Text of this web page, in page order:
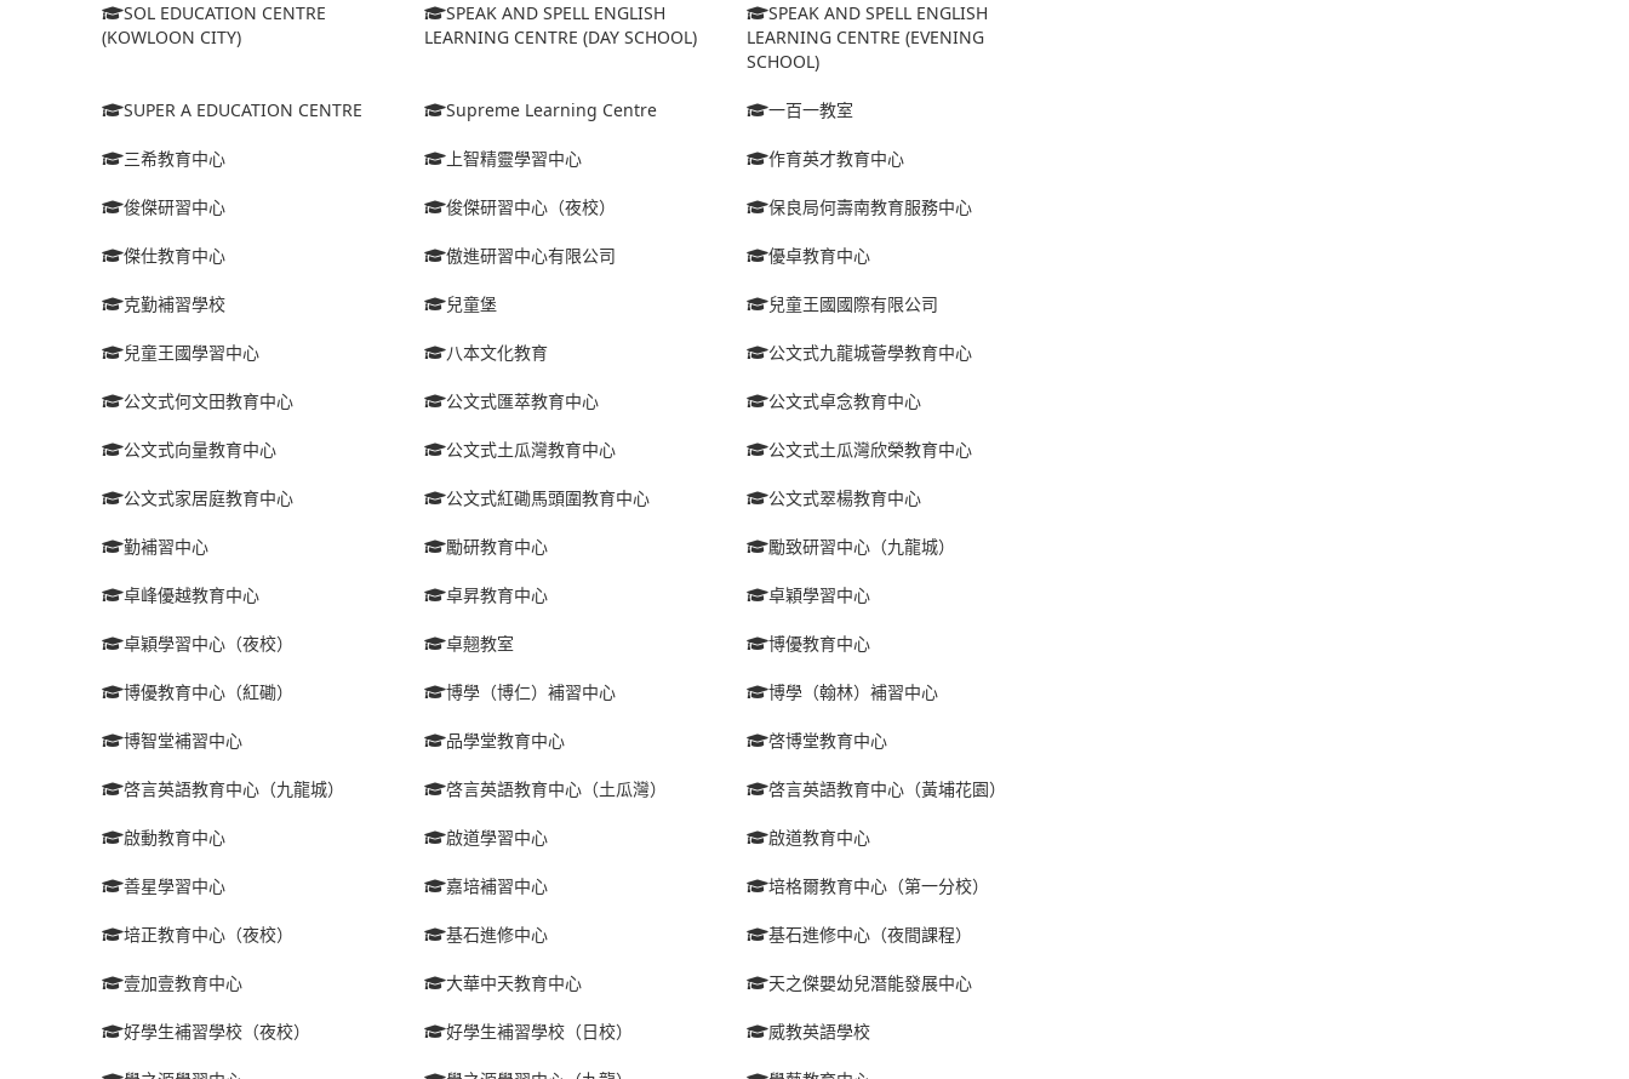
SOL EDUCATION CENTRE
(KOWLOON CITY)
SPEAK AND SPELL ENGLISH
LEARNING CENTRE (DAY SCHOOL)
SPEAK AND SPELL ENGLISH
LEARNING CENTRE (EVENING
SCHOOL)
SUPER A EDUCATION CENTRE Supreme Learning Centre 一百一教室
三希教育中心 上智精靈學習中心 作育英才教育中心
俊傑研習中心 俊傑研習中心（夜校） 保良局何壽南教育服務中心
傑仕教育中心 傲進研習中心有限公司 優卓教育中心
克勤補習學校 兒童堡 兒童王國國際有限公司
兒童王國學習中心 八本文化教育 公文式九龍城薈學教育中心
公文式何文田教育中心 公文式匯萃教育中心 公文式卓念教育中心
公文式向量教育中心 公文式土瓜灣教育中心 公文式土瓜灣欣榮教育中心
公文式家居庭教育中心 公文式紅磡馬頭圍教育中心 公文式翠楊教育中心
勤補習中心 勵研教育中心 勵致研習中心（九龍城）
卓峰優越教育中心 卓昇教育中心 卓穎學習中心
卓穎學習中心（夜校） 卓翹教室 博優教育中心
博優教育中心（紅磡） 博學（博仁）補習中心 博學（翰林）補習中心
博智堂補習中心 品學堂教育中心 啓博堂教育中心
啓言英語教育中心（九龍城） 啓言英語教育中心（土瓜灣） 啓言英語教育中心（黃埔花園）
啟動教育中心 啟道學習中心 啟道教育中心
善星學習中心 嘉培補習中心 培格爾教育中心（第一分校）
培正教育中心（夜校） 基石進修中心 基石進修中心（夜間課程）
壹加壹教育中心 大華中天教育中心 天之傑嬰幼兒潛能發展中心
好學生補習學校（夜校） 好學生補習學校（日校） 威教英語學校